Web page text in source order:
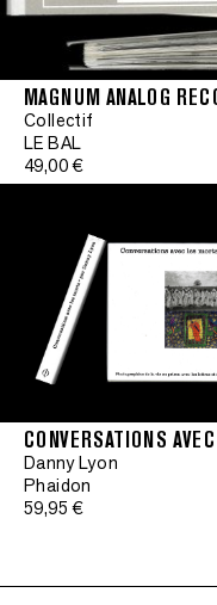
MAGNUM ANALOG
Collectif
LE BAL
49,00 €
CONVERSATIONS
Danny Lyon
Phaidon
59,95 €